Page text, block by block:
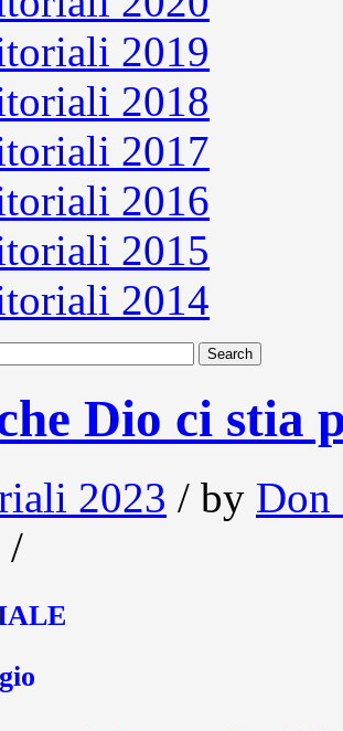
2019
2018
2017
2016
2015
2014
Dio ci stia
2023 / by Don
/